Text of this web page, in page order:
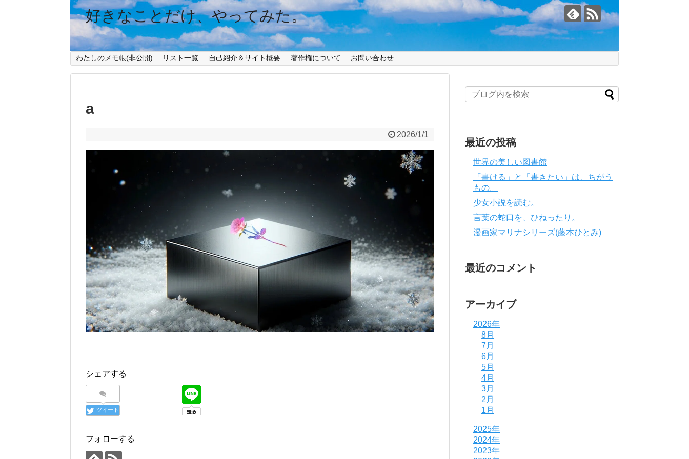
好きなことだけ、やってみた。
わたしのメモ帳(非公開) リスト一覧 自己紹介＆サイト概要 著作権について お問い合わせ
a
2026/1/1
シェアする
ツイート
フォローする
最近の投稿
世界の美しい図書館
「書ける」と「書きたい」は、ちがう
もの。
少女小説を読む。
言葉の蛇口を、ひねったり。
漫画家マリナシリーズ(藤本ひとみ)
最近のコメント
アーカイブ
2026年
8月
7月
6月
5月
4月
3月
2月
1月
2025年
2024年
2023年